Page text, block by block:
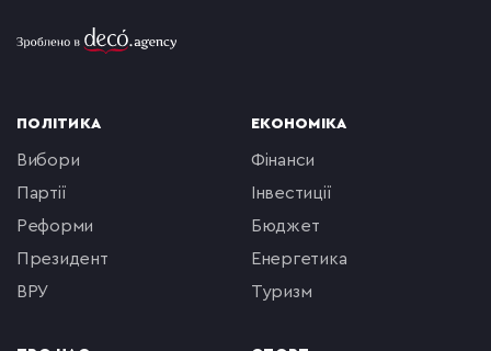
ПОЛІТИКА
вибори
партії
реформи
президент
ВРУ
ЕКОНОМІКА
фінанси
інвестиції
бюджет
енергетика
туризм